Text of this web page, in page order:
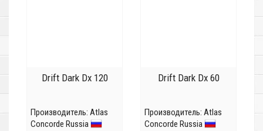
Drift Dark Dx 120
Производитель: Atlas
Concorde Russia
Drift Dark Dx 60
Производитель: Atlas
Concorde Russia